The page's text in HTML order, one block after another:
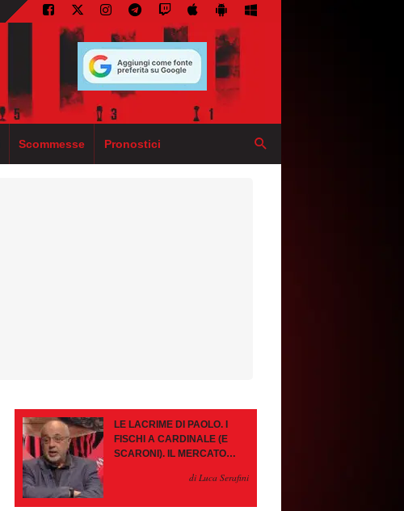
Scommesse Pronostici
LE LACRIME DI PAOLO. I
FISCHI A CARDINALE (E
SCARONI). IL MERCATO
PAZIENZA, SE RESTA È
di Luca Serafini